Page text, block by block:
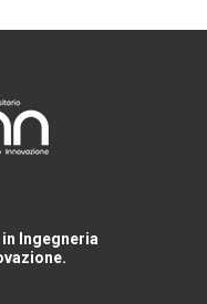
Ingegneria